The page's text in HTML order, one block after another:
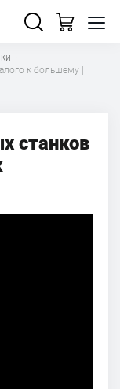
·
к большему |
станков